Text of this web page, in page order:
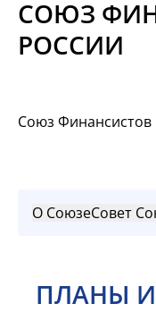
Материалы
СОЮЗ
РОССИИ
Союз Финансистов
О СоюзеСовет
ПЛАНЫ